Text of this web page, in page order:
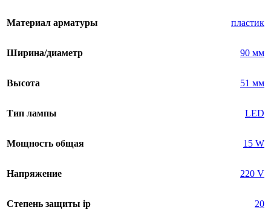
Материал арматуры пластик
Ширина/диаметр 90 мм
Высота 51 мм
Тип лампы LED
Мощность общая 15 W
Напряжение 220 V
Степень защиты ip 20